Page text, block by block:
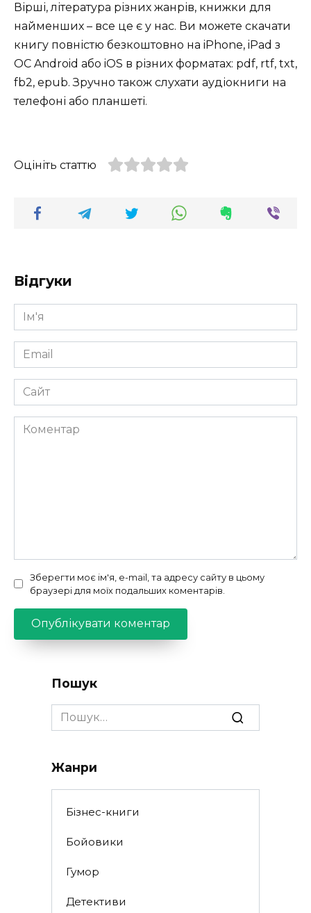
Вірші, література різних жанрів, книжки для
найменших – все це є у нас. Ви можете скачати
книгу повністю безкоштовно на iPhone, iPad з
ОС Android або iOS в різних форматах: pdf, rtf, txt,
fb2, epub. Зручно також слухати аудіокниги на
телефоні або планшеті.
Оцініть статтю
Відгуки
Ім'я
*
Email
*
Сайт
Коментар
Зберегти моє ім'я, e-mail, та адресу сайту в цьому
браузері для моїх подальших коментарів.
Пошук
Search
for:
Жанри
Бізнес-книги
Бойовики
Гумор
Детективи